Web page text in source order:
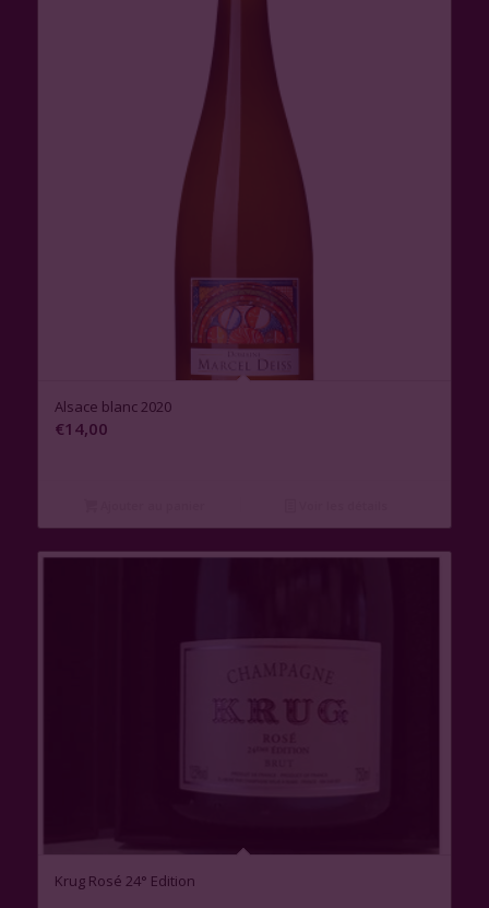
Alsace blanc 2020
€14,00
Krug Rosé 24° Edition